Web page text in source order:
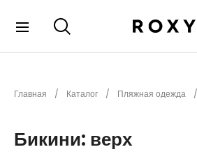
ОДЕЖДА
Главная Каталог Пляжная одежда
Бикини: верх